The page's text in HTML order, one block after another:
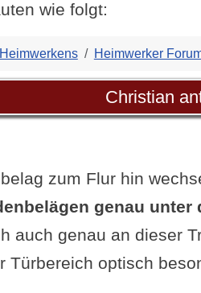
wie folgt:
Heimwerker
Christian
zum Flur hin
genau unter
auch genau an dieser
Türbereich optisch